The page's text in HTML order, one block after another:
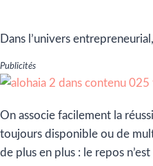
Dans l’univers
Publicités
On associe facilement la
toujours disponible ou de
de plus en plus : le repos